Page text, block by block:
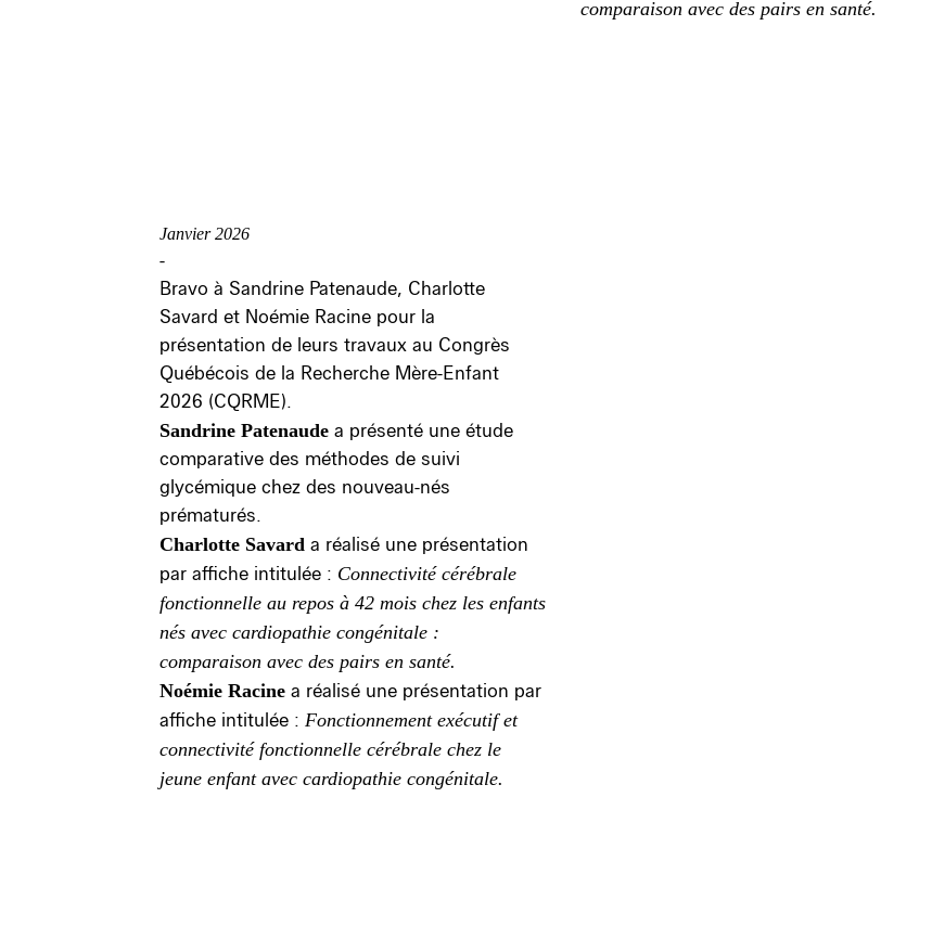
comparaison avec des pairs en santé.
Janvier 2026
-
Bravo à Sandrine Patenaude, Charlotte
Savard et Noémie Racine pour la
présentation de leurs travaux au Congrès
Québécois de la Recherche Mère-Enfant
2026 (CQRME).
Sandrine Patenaude a présenté une étude
comparative des méthodes de suivi
glycémique chez des nouveau-nés
prématurés.
Charlotte Savard a réalisé une présentation
par affiche intitulée : Connectivité cérébrale
fonctionnelle au repos à 42 mois chez les enfants
nés avec cardiopathie congénitale :
comparaison avec des pairs en santé.
Noémie Racine a réalisé une présentation par
affiche intitulée : Fonctionnement exécutif et
connectivité fonctionnelle cérébrale chez le
jeune enfant avec cardiopathie congénitale.